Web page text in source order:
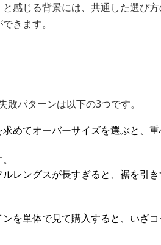
感じる背景には、共通した選び方
きます。
パターンは以下の3つです。
求めてオーバーサイズを選ぶと、
ルレングスが長すぎると、裾を引
ンを単体で見て購入すると、いざ